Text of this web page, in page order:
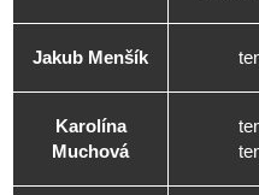
Jakub Menšík
Karolína
Muchová